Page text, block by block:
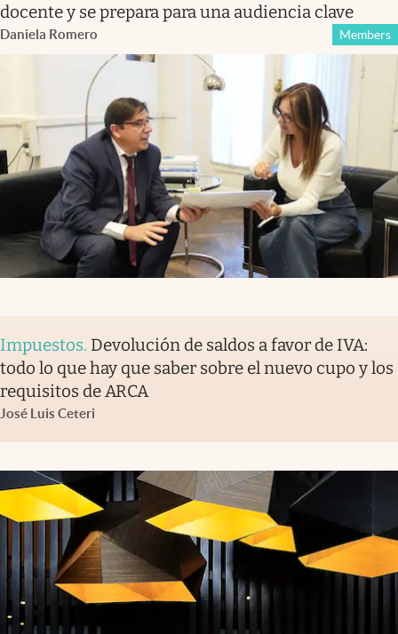
docente y se prepara para una audiencia clave
Daniela Romero Members
Impuestos. Devolución de saldos a favor de IVA:
todo lo que hay que saber sobre el nuevo cupo y los
requisitos de ARCA
José Luis Ceteri